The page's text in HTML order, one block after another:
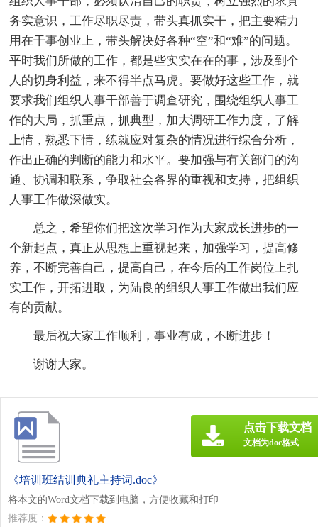
务实意识，工作尽职尽责，带头真抓实干，把主要精力
用在干事创业上，带头解决好各种“空”和“难”的问题。
平时我们所做的工作，都是些实实在在的事，涉及到个
人的切身利益，来不得半点马虎。要做好这些工作，就
要求我们组织人事干部善于调查研究，围绕组织人事工
作的大局，抓重点，抓典型，加大调研工作力度，了解
上情，熟悉下情，练就应对复杂的情况进行综合分析，
作出正确的判断的能力和水平。要加强与有关部门的沟
通、协调和联系，争取社会各界的重视和支持，把组织
人事工作做深做实。
总之，希望你们把这次学习作为大家成长进步的一
个新起点，真正从思想上重视起来，加强学习，提高修
养，不断完善自己，提高自己，在今后的工作岗位上扎
实工作，开拓进取，为陆良的组织人事工作做出我们应
有的贡献。
最后祝大家工作顺利，事业有成，不断进步！
谢谢大家。
《培训班结训典礼主持词.doc》
将本文的Word文档下载到电脑，方便收藏和打印
推荐度：
点击下载文档
文档为doc格式